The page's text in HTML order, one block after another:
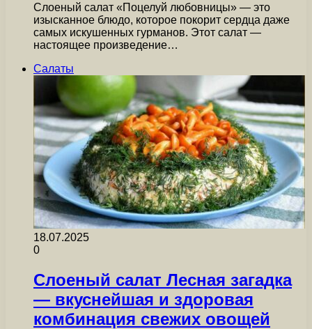
Слоеный салат «Поцелуй любовницы» — это
изысканное блюдо, которое покорит сердца даже
самых искушенных гурманов. Этот салат —
настоящее произведение…
Салаты
18.07.2025
0
Слоеный салат Лесная загадка
— вкуснейшая и здоровая
комбинация свежих овощей